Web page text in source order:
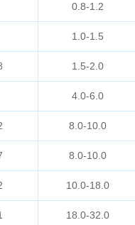
0.8-1.2
1.0-1.5
1.5-2.0
4.0-6.0
8.0-10.0
8.0-10.0
10.0-18.0
18.0-32.0